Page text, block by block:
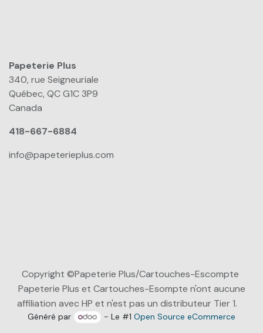
Papeterie Plus​
340, rue Seigneuriale
Québec, QC G1C 3P9
Canada
418-667-6884
info@papeterieplus.com
Copyright ©Papeterie Plus/Cartouches-Escompte
Papeterie Plus et Cartouches-Esompte n'ont aucune
affiliation avec HP et n'est pas un distributeur Tier 1.
Généré par - Le #1Open Source eCommerce